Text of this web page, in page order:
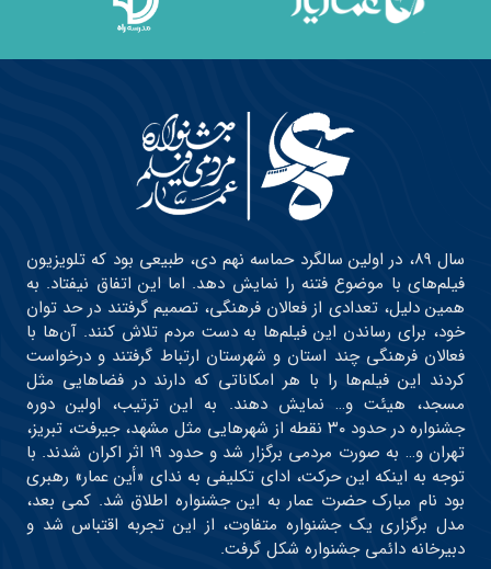
سال ۸۹، در اولین سالگرد حماسه نهم دی، طبیعی بود که تلویزیون
فیلم‌های با موضوع فتنه را نمایش دهد. اما این اتفاق نیفتاد. به
همین دلیل، تعدادی از فعالان فرهنگی، تصمیم گرفتند در حد توان
خود، برای رساندن این فیلم‌ها به دست مردم تلاش کنند. آن‌ها با
فعالان فرهنگی چند استان و شهرستان ارتباط گرفتند و درخواست
کردند این فیلم‌ها را با هر امکاناتی که دارند در فضاهایی مثل
مسجد، هیئت و… نمایش دهند. به این ترتیب، اولین دوره
جشنواره در حدود ۳۰ نقطه از شهرهایی مثل مشهد، جیرفت، تبریز،
تهران و… به صورت مردمی برگزار شد و حدود ۱۹ اثر اکران شدند. با
توجه به اینکه این حرکت، ادای تکلیفی به ندای «أین عمار» رهبری
بود نام مبارک حضرت عمار به این جشنواره اطلاق شد. کمی بعد،
مدل برگزاری یک جشنواره متفاوت، از این تجربه اقتباس شد و
دبیرخانه دائمی جشنواره شکل گرفت.